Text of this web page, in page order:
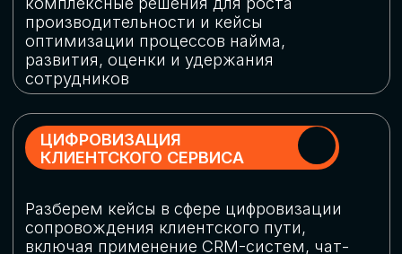
ПРОГРАММУ
КОНФЕРЕНЦИИ
Оставьте заявку, мы направим вам
программу конференции
СКАЧАТЬ ПРОГРАММУ